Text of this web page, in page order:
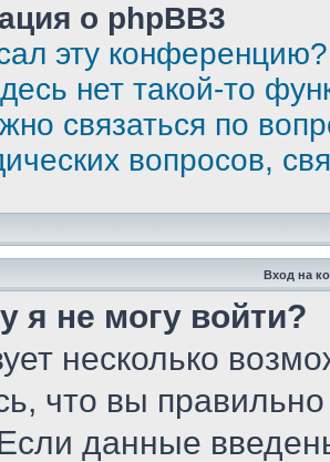
о phpBB3
эту конференцию?
нет такой-то
связаться по
вопросов,
Вход на
я не могу войти?
несколько
что вы
данные